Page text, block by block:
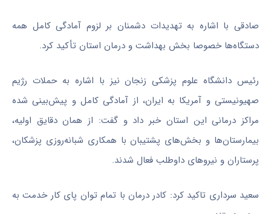
صادقی با اشاره به تهدیدات دشمنان بر لزوم آمادگی کامل همه
دستگاه‌ها خصوصا بخش بهداشت و درمان استان تأکید کرد.
رئیس دانشگاه علوم پزشکی زنجان نیز با اشاره به حملات رژیم
صهیونیستی و آمریکا به ایران، از آمادگی کامل و پیش‌بینی شده
مراکز درمانی این استان خبر داد و گفت: از همان دقایق اولیه،
بیمارستان‌ها و بخش‌های پشتیبان با همکاری شبانه‌روزی پزشکان،
پرستاران و نیروهای داوطلب فعال شدند.
سعید سرداری تاکید کرد: کادر درمان با تمام توان پای کار خدمت به